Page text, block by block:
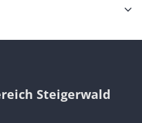
Steigerwald